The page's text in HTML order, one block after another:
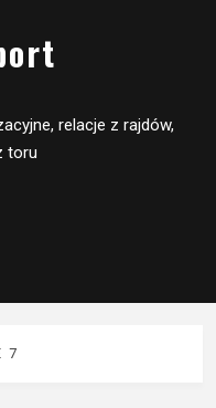
relacje z rajdów,
toru
7